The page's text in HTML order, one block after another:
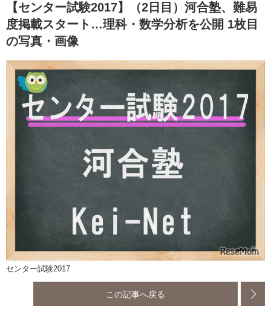
【センター試験2017】（2日目）河合塾、難易
度掲載スタート…理科・数学分析を公開 1枚目
の写真・画像
センター試験2017
この記事へ戻る